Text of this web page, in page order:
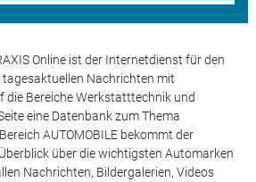
Online ist der Internetdienst für den
Nachrichten mit
die Bereiche Werkstatttechnik und
eine Datenbank zum Thema
AUTOMOBILE bekommt der
über die wichtigsten Automarken
Nachrichten, Bildergalerien, Videos